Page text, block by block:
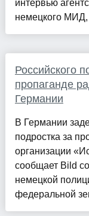
интервью
немецкого МИД,
Российского
пропаганде
Германии
В Германии
подростка за
организации
сообщает Bild
немецкой
федеральной